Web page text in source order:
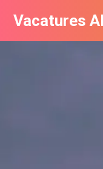
Vacatures
Vacatures per